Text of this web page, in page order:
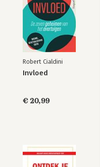
Robert Cialdini
Invloed
€ 20,99